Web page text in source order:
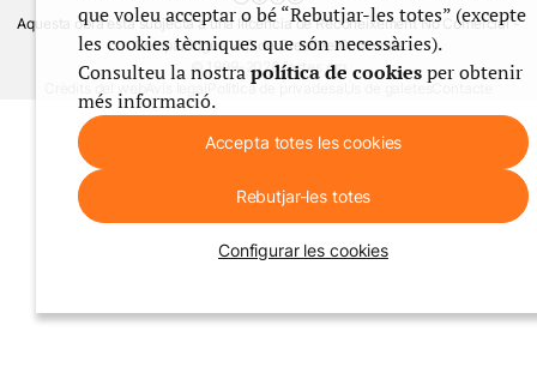
Aquesta obra està subjecta a una llicència de Reconeixement No Comercial -
CompartirIgual 4.0 de Creative Commons
© 1999-2026 festes.org
Política de privadesa Ús de galetes
que voleu acceptar o bé “Rebutjar-les totes” (excepte
les cookies tècniques que són necessàries).
Consulteu la nostrapolítica de cookiesper obtenir
més informació.
Accepta totes les cookies
Rebutjar-les totes
Configurar les cookies